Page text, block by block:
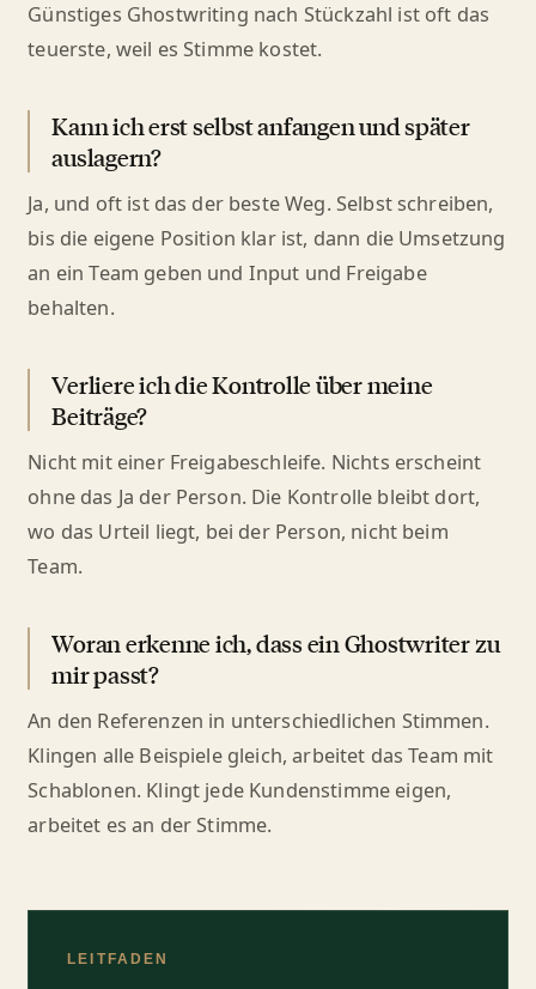
Günstiges Ghostwriting nach Stückzahl ist oft das
teuerste, weil es Stimme kostet.
Kann ich erst selbst anfangen und später
auslagern?
Ja, und oft ist das der beste Weg. Selbst schreiben,
bis die eigene Position klar ist, dann die Umsetzung
an ein Team geben und Input und Freigabe
behalten.
Verliere ich die Kontrolle über meine
Beiträge?
Nicht mit einer Freigabeschleife. Nichts erscheint
ohne das Ja der Person. Die Kontrolle bleibt dort,
wo das Urteil liegt, bei der Person, nicht beim
Team.
Woran erkenne ich, dass ein Ghostwriter zu
mir passt?
An den Referenzen in unterschiedlichen Stimmen.
Klingen alle Beispiele gleich, arbeitet das Team mit
Schablonen. Klingt jede Kundenstimme eigen,
arbeitet es an der Stimme.
LEITFADEN